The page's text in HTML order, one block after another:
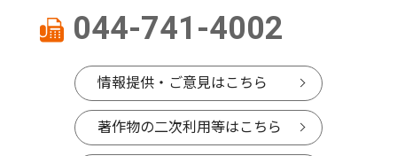
044-741-4002
情報提供・ご意見はこちら
著作物の二次利用等はこちら